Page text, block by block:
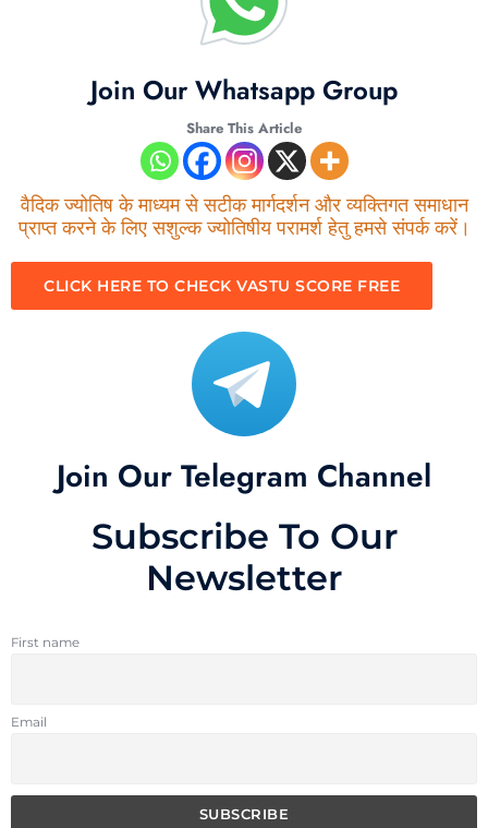
Join Our Whatsapp Group
Share This Article
वैदिक ज्योतिष के माध्यम से सटीक मार्गदर्शन और व्यक्तिगत समाधान
प्राप्त करने के लिए सशुल्क ज्योतिषीय परामर्श हेतु हमसे संपर्क करें।
CLICK HERE TO CHECK VASTU SCORE FREE
Join Our Telegram Channel
Subscribe To Our
Newsletter
First name
Email